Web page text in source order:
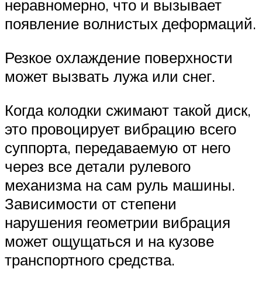
неравномерно, что и вызывает
появление волнистых деформаций.
Резкое охлаждение поверхности
может вызвать лужа или снег.
Когда колодки сжимают такой диск,
это провоцирует вибрацию всего
суппорта, передаваемую от него
через все детали рулевого
механизма на сам руль машины.
Зависимости от степени
нарушения геометрии вибрация
может ощущаться и на кузове
транспортного средства.